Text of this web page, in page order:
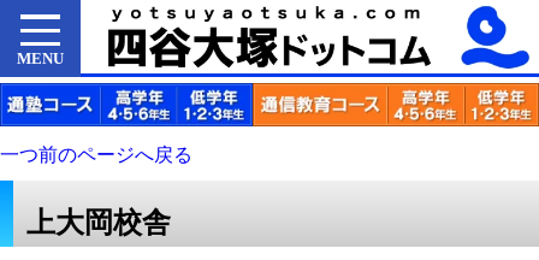
MENU
一つ前のページへ戻る
上大岡校舎